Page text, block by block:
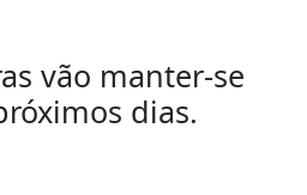
vão manter-se
dias.